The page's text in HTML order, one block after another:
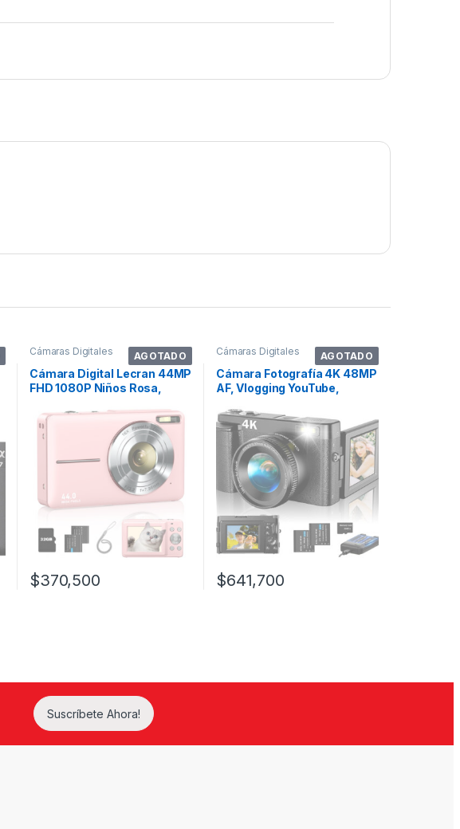
AGOTADO
Cámaras Digitales
Cámara Digital Lecran 44MP
FHD 1080P Niños Rosa,
$370,500
AGOTADO
Cámaras Digitales
Cámara Fotografía 4K 48MP
AF, Vlogging YouTube,
$641,700
Suscríbete Ahora!